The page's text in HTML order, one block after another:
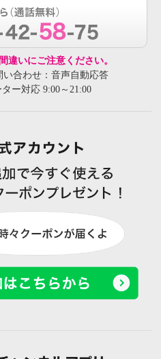
違いにご注意ください。
い合わせ：音声自動応答
ー対応 9:00～21:00